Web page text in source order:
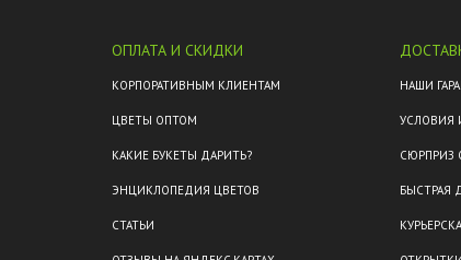
ОПЛАТА И СКИДКИ
КОРПОРАТИВНЫМ КЛИЕНТАМ
ЦВЕТЫ ОПТОМ
КАКИЕ БУКЕТЫ ДАРИТЬ?
ЭНЦИКЛОПЕДИЯ ЦВЕТОВ
СТАТЬИ
НАШИ
УСЛОВИЯ
СЮРПРИЗ
БЫСТРАЯ